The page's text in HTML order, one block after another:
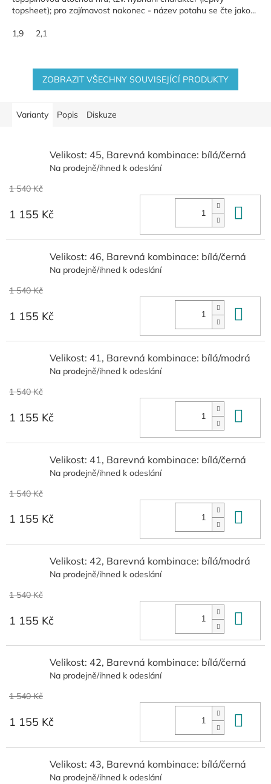
topsheet); pro zajímavost nakonec - název potahu se čte jako...
1,9 2,1
ZOBRAZIT VŠECHNY SOUVISEJÍCÍ PRODUKTY
Varianty Popis Diskuze
Velikost: 45, Barevná kombinace: bílá/černá
Na prodejně/ihned k odeslání
1 540 Kč
1 155 Kč
Velikost: 46, Barevná kombinace: bílá/černá
Na prodejně/ihned k odeslání
1 540 Kč
1 155 Kč
Velikost: 41, Barevná kombinace: bílá/modrá
Na prodejně/ihned k odeslání
1 540 Kč
1 155 Kč
Velikost: 41, Barevná kombinace: bílá/černá
Na prodejně/ihned k odeslání
1 540 Kč
1 155 Kč
Velikost: 42, Barevná kombinace: bílá/modrá
Na prodejně/ihned k odeslání
1 540 Kč
1 155 Kč
Velikost: 42, Barevná kombinace: bílá/černá
Na prodejně/ihned k odeslání
1 540 Kč
1 155 Kč
Velikost: 43, Barevná kombinace: bílá/černá
Na prodejně/ihned k odeslání